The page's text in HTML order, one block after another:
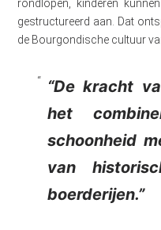
rondlopen, kinderen
gestructureerd aan. Dat
de Bourgondische cultuur
“De kracht
het
schoonheid
van
boerderijen.”